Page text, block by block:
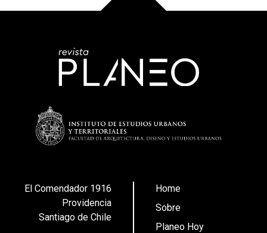
El Comendador 1916
Providencia
Santiago de Chile
Home
Sobre
Planeo Hoy